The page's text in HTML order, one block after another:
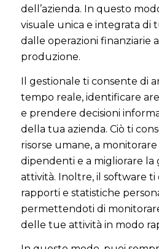
dell’azienda. In questo
visuale unica e integrata di
dalle operazioni finanziarie
produzione.
Il gestionale ti consente di
tempo reale, identificare
e prendere decisioni
della tua azienda. Ciò ti
risorse umane, a
dipendenti e a migliorare la
attività. Inoltre, il software ti
rapporti e statistiche
permettendoti di
delle tue attività in modo